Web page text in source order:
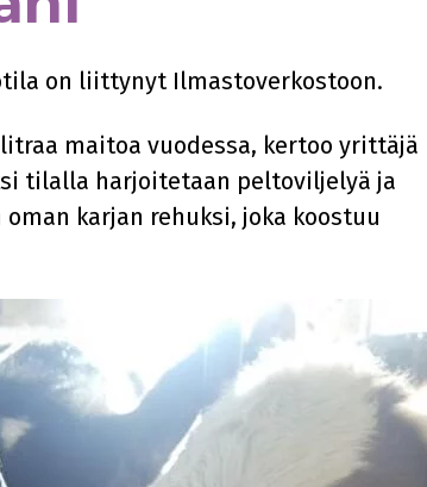
on liittynyt Ilmastoverkostoon.
maitoa vuodessa, kertoo yrittäjä
tilalla harjoitetaan peltoviljelyä ja
karjan rehuksi, joka koostuu